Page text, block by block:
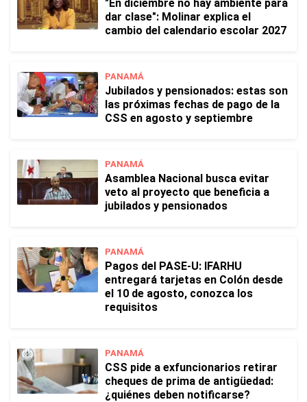
"En diciembre no hay ambiente para
dar clase": Molinar explica el
cambio del calendario escolar 2027
PANAMÁ
Jubilados y pensionados: estas son
las próximas fechas de pago de la
CSS en agosto y septiembre
PANAMÁ
Asamblea Nacional busca evitar
veto al proyecto que beneficia a
jubilados y pensionados
PANAMÁ
Pagos del PASE-U: IFARHU
entregará tarjetas en Colón desde
el 10 de agosto, conozca los
requisitos
PANAMÁ
CSS pide a exfuncionarios retirar
cheques de prima de antigüedad:
¿quiénes deben notificarse?